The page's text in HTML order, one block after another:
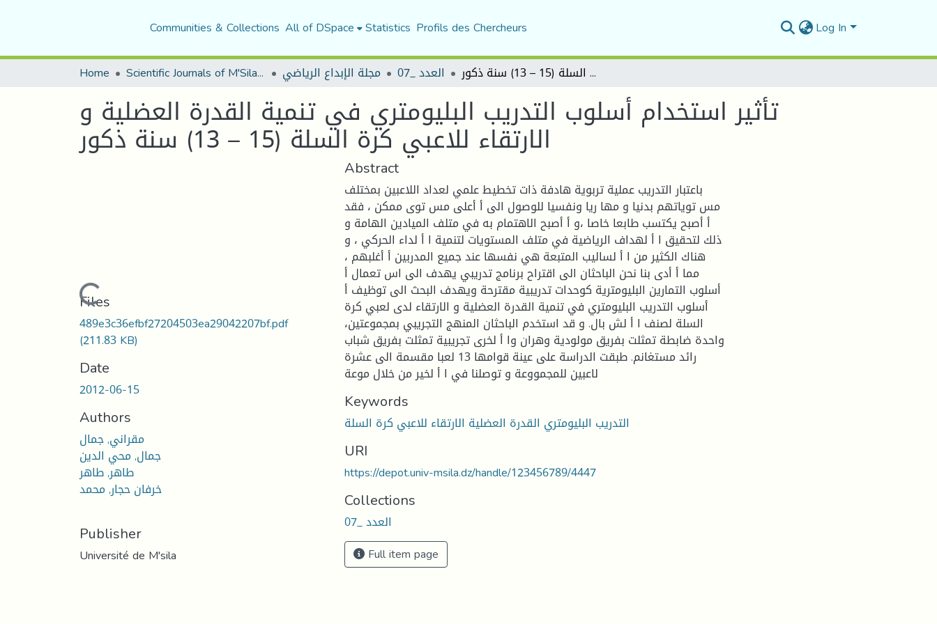
Communities & Collections All of DSpace Statistics Profils des Chercheurs Log In
Home Scientific Journals of M'Sila University مجلة الإبداع الرياضي العدد _07 تأثير استخدام أسلوب التدريب البليومتري في تنمية القدرة العضلية و الارتقاء للاعبي كرة السلة (15 – 13) سنة ذكور
تأثير استخدام أسلوب التدريب البليومتري في تنمية القدرة العضلية و
الارتقاء للاعبي كرة السلة (15 – 13) سنة ذكور
Loading...
Files
489e3c36efbf27204503ea29042207bf.pdf
(211.83 KB)
Date
2012-06-15
Authors
مقراني, جمال
جمال, محي الدين
طاهر, طاهر
خرفان حجار, محمد
Publisher
Université de M'sila
Abstract
باعتبار التدريب عملية تربوية هادفة ذات تخطيط علمي لعداد اللاعبين بمختلف
مس توياتهم بدنيا و مها ريا ونفسيا للوصول الى أ أعلى مس توى ممكن ، فقد
أ أصبح يكتسب طابعا خاصا ،و أ أصبح الاهتمام به في متلف الميادين الهامة و
ذلك لتحقيق ا أ لهداف الرياضية في متلف المستويات لتنمية ا أ لداء الحركي ، و
هناك الكثير من ا أ لساليب المتبعة هي نفسها عند جميع المدربين أ أغلبهم ،
مما أ أدى بنا نحن الباحثان الى اقتراح برنامج تدريبي يهدف الى اس تعمال أ
أسلوب التمارين البليومترية كوحدات تدريبية مقترحة ويهدف البحث الى توظيف أ
أسلوب التدريب البليومتري في تنمية القدرة العضلية و الارتقاء لدى لعبي كرة
السلة لصنف ا أ لش بال. و قد استخدم الباحثان المنهج التجريبي بمجموعتين،
واحدة ضابطة تمثلت بفريق مولودية وهران وا أ لخرى تجريبية تمثلت بفريق شباب
رائد مستغانم. طبقت الدراسة على عينة قوامها 13 لعبا مقسمة الى عشرة
لاعبين للمجمووعة و توصلنا في ا أ لخير من خلال موعة
Keywords
التدريب البليومتري القدرة العضلية الارتقاء للاعبي كرة السلة
URI
https://depot.univ-msila.dz/handle/123456789/4447
Collections
العدد _07
Full item page